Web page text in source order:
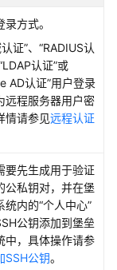
方式。
证”、 “RADIUS认
认证”或
AD认证”用户登录
远程服务器用户密
情请参见远程认证
要先生成用于验证
公私钥对，并在堡
统内的“个人中心”
公钥添加到堡垒
中，具体操作请参
SSH公钥。